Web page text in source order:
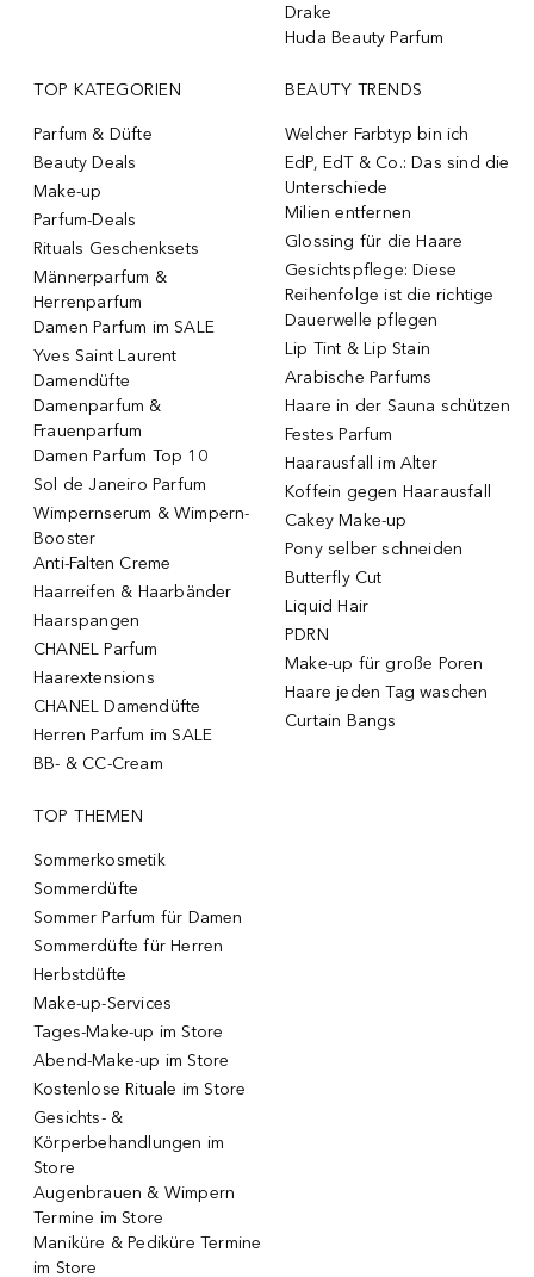
Drake
Huda Beauty Parfum
TOP KATEGORIEN
Parfum & Düfte
Beauty Deals
Make-up
Parfum-Deals
Rituals Geschenksets
Männerparfum &
Herrenparfum
Damen Parfum im SALE
Yves Saint Laurent
Damendüfte
Damenparfum &
Frauenparfum
Damen Parfum Top 10
Sol de Janeiro Parfum
Wimpernserum & Wimpern-
Booster
Anti-Falten Creme
Haarreifen & Haarbänder
Haarspangen
CHANEL Parfum
Haarextensions
CHANEL Damendüfte
Herren Parfum im SALE
BB- & CC-Cream
BEAUTY TRENDS
Welcher Farbtyp bin ich
EdP, EdT & Co.: Das sind die
Unterschiede
Milien entfernen
Glossing für die Haare
Gesichtspflege: Diese
Reihenfolge ist die richtige
Dauerwelle pflegen
Lip Tint & Lip Stain
Arabische Parfums
Haare in der Sauna schützen
Festes Parfum
Haarausfall im Alter
Koffein gegen Haarausfall
Cakey Make-up
Pony selber schneiden
Butterfly Cut
Liquid Hair
PDRN
Make-up für große Poren
Haare jeden Tag waschen
Curtain Bangs
TOP THEMEN
Sommerkosmetik
Sommerdüfte
Sommer Parfum für Damen
Sommerdüfte für Herren
Herbstdüfte
Make-up-Services
Tages-Make-up im Store
Abend-Make-up im Store
Kostenlose Rituale im Store
Gesichts- &
Körperbehandlungen im
Store
Augenbrauen & Wimpern
Termine im Store
Maniküre & Pediküre Termine
im Store